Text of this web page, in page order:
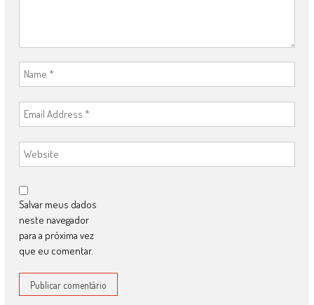
Salvar meus dados
neste navegador
para a próxima vez
que eu comentar.